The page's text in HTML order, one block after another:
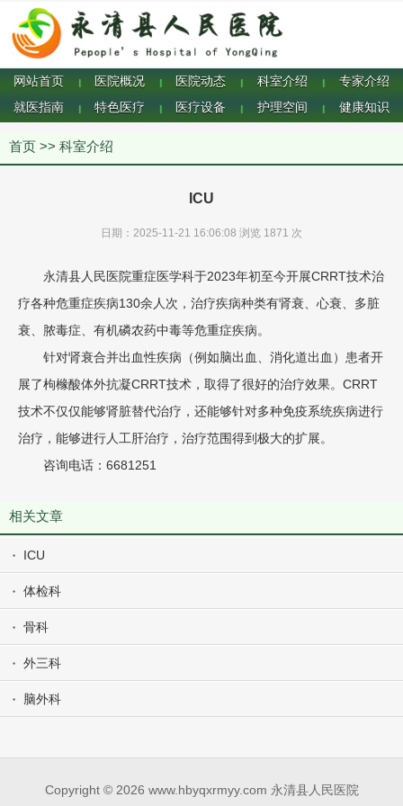
网站首页 | 医院概况 | 医院动态 | 科室介绍 |
专家介绍
就医指南
| 特色医疗 | 医疗设备 | 护理空间 | 健康知识
首页 >> 科室介绍
ICU
日期：2025-11-21 16:06:08 浏览 1871 次
永清县人民医院重症医学科于2023年初至今开展CRRT技术治
疗各种危重症疾病130余人次，治疗疾病种类有肾衰、心衰、多脏
衰、脓毒症、有机磷农药中毒等危重症疾病。
针对肾衰合并出血性疾病（例如脑出血、消化道出血）患者开
展了枸橼酸体外抗凝CRRT技术，取得了很好的治疗效果。CRRT
技术不仅仅能够肾脏替代治疗，还能够针对多种免疫系统疾病进行
治疗，能够进行人工肝治疗，治疗范围得到极大的扩展。
咨询电话：6681251
相关文章
ICU
体检科
骨科
外三科
脑外科
Copyright © 2026 www.hbyqxrmyy.com 永清县人民医院